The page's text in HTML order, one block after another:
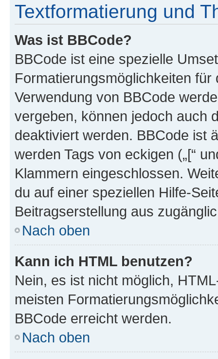
Textformatierung und
Was ist BBCode?
BBCode ist eine spezielle
Formatierungsmöglichkeiten
Verwendung von BBCode
vergeben, können jedoch auch
deaktiviert werden. BBCode ist
werden Tags von eckigen („[“
Klammern eingeschlossen.
du auf einer speziellen Hilfe-
Beitragserstellung aus
Nach oben
Kann ich HTML benutzen?
Nein, es ist nicht möglich,
meisten
BBCode erreicht werden.
Nach oben